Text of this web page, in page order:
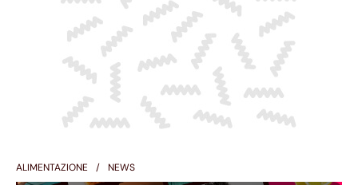
ALIMENTAZIONE NEWS